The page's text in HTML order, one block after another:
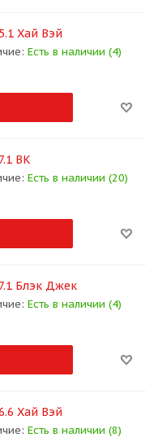
Хай Вэй
Есть в наличии (4)
BK
Есть в наличии (20)
Блэк Джек
Есть в наличии (4)
Хай Вэй
Есть в наличии (8)